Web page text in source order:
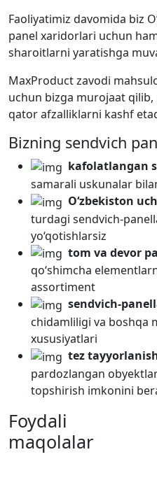
Faoliyatimiz davomida biz
panel xaridorlari uchun
sharoitlarni yaratishga
MaxProduct zavodi
uchun bizga murojaat
qator afzalliklarni kashf
Bizning sendvich
kafolatlangan
samarali uskunalar
O‘zbekiston
turdagi sendvich-
yo‘qotishlarsiz
tom va devor
qo‘shimcha
assortiment
sendvich-
chidamliligi va boshqa
xususiyatlari
tez
pardozlangan
topshirish imkonini
Foydali
maqolalar